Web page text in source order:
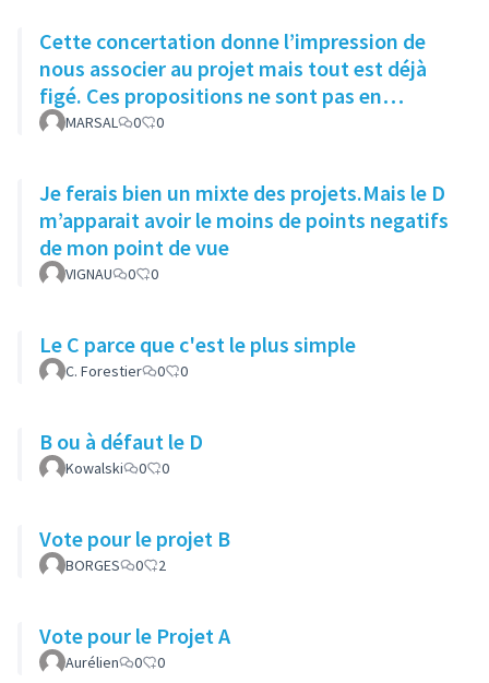
Cette concertation donne l’impression de
nous associer au projet mais tout est déjà
figé. Ces propositions ne sont pas en
adéquation avec le quartier.
MARSAL 0 0
Je ferais bien un mixte des projets.Mais le D
m’apparait avoir le moins de points negatifs
de mon point de vue
VIGNAU 0 0
Le C parce que c'est le plus simple
C. Forestier 0 0
B ou à défaut le D
Kowalski 0 0
Vote pour le projet B
BORGES 0 2
Vote pour le Projet A
Aurélien 0 0